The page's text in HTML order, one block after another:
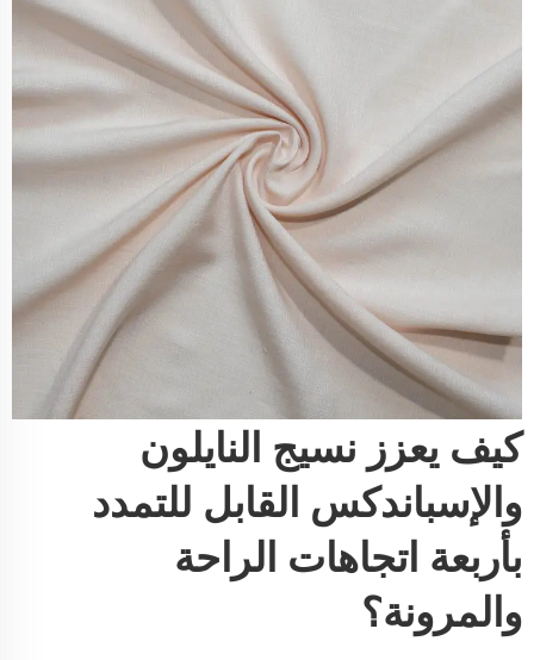
كيف يعزز نسيج النايلون
والإسباندكس القابل للتمدد
بأربعة اتجاهات الراحة
والمرونة؟